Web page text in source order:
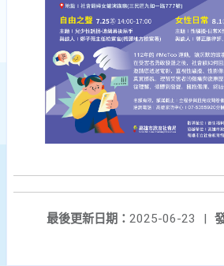
最後更新日期： 2025-06-23
|